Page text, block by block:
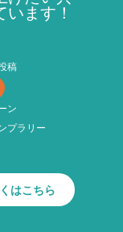
ます！
稿
ン
プラリー
はこちら